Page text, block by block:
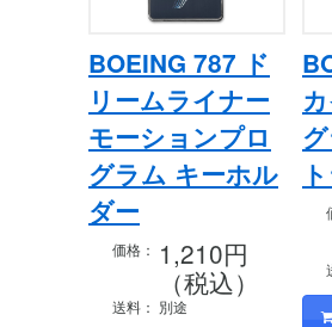
BOEING 787 ド
リームライナー
モーションプロ
グラム キーホル
ダー
価格： 1,210円
（税込）
送料： 別途